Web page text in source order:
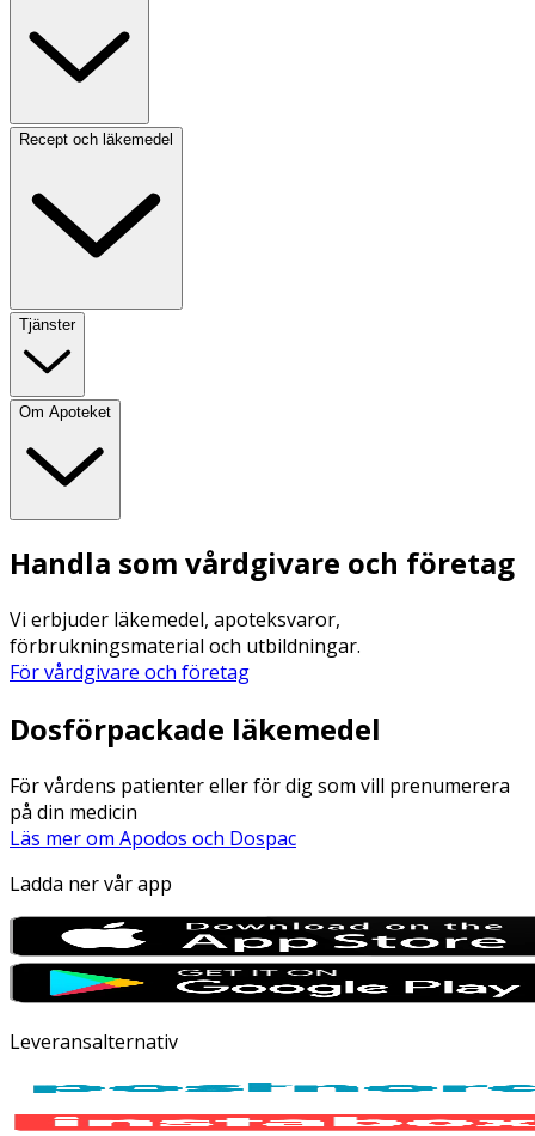
Recept och läkemedel
Tjänster
Om Apoteket
Handla som vårdgivare och företag
Vi erbjuder läkemedel, apoteksvaror,
förbrukningsmaterial och utbildningar.
För vårdgivare och företag
Dosförpackade läkemedel
För vårdens patienter eller för dig som vill prenumerera
på din medicin
Läs mer om Apodos och Dospac
Ladda ner vår app
Leveransalternativ